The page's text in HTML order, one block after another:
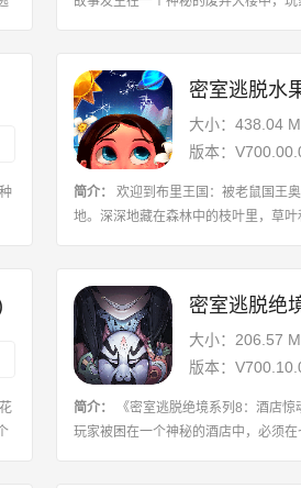
密室逃脱水
大小：438.04
版本：
简介：
欢迎到布里王国：被老鼠国王
地。深深地藏在森林中的枝叶里，草
密室逃脱绝
大小：206.57
版本：
简介：
《密室逃脱绝境系列8：酒店惊
玩家被困在一个神秘的酒店中，必须